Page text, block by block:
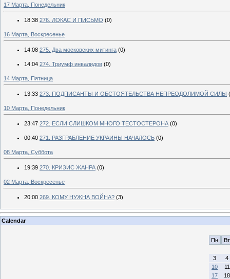
17 Марта, Понедельник
18:38 276. ЛОКАС И ПИСЬМО (0)
16 Марта, Воскресенье
14:08 275. Два московских митинга (0)
14:04 274. Триумф инвалидов (0)
14 Марта, Пятница
13:33 273. ПОДПИСАНТЫ И ОБСТОЯТЕЛЬСТВА НЕПРЕОДОЛИМОЙ СИЛЫ
10 Марта, Понедельник
23:47 272. ЕСЛИ СЛИШКОМ МНОГО ТЕСТОСТЕРОНА (0)
00:40 271. РАЗГРАБЛЕНИЕ УКРАИНЫ НАЧАЛОСЬ (0)
08 Марта, Суббота
19:39 270. КРИЗИС ЖАНРА (0)
02 Марта, Воскресенье
20:00 269. КОМУ НУЖНА ВОЙНА? (3)
Calendar
Пн Вт
3
4
10
11
17
18